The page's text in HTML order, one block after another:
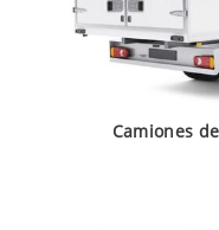
Camiones